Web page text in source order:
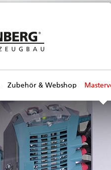
Zubehör & Webshop